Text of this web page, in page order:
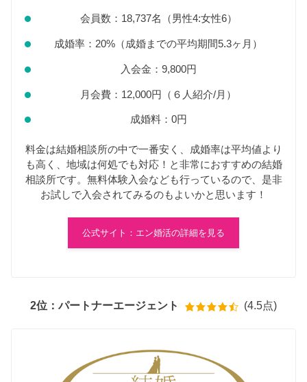
会員数：18,737名（男性4:女性6）
成婚率：20%（成婚までの平均期間5.3ヶ月）
入会金：9,800円
月会費：12,000円（６人紹介/月）
成婚料：0円
料金は結婚相談所の中で一番安く、成婚率は平均値より
も高く、地域は何処でも対応！と非常におすすめの結婚
相談所です。無料体験入会なども行っているので、是非
お試しで入会されてみるのもよいかと思います！
公式サイト：エン婚活の詳細を見る
2位：パートナーエージェント (4.5点)